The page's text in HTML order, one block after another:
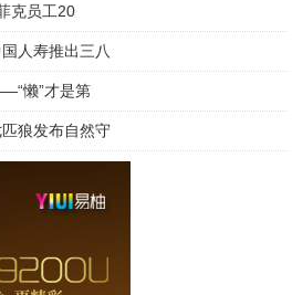
克员工20
人寿推出三八
懒”才是第
狼发布自然守